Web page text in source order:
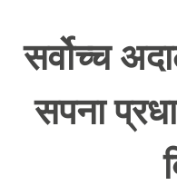
सर्वोच्च
सपना